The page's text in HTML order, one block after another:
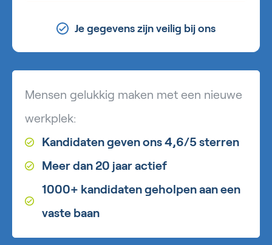
Je gegevens zijn veilig bij ons
Mensen gelukkig maken met een nieuwe
werkplek:
Kandidaten geven ons 4,6/5 sterren
Meer dan 20 jaar actief
1000+ kandidaten geholpen aan een
vaste baan